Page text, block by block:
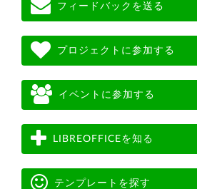
フィードバックを送る
プロジェクトに参加する
イベントに参加する
LIBREOFFICEを知る
テンプレートを探す